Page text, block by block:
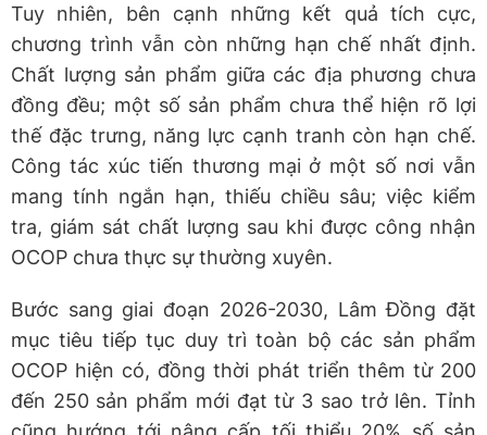
Tuy nhiên, bên cạnh những kết quả tích cực,
chương trình vẫn còn những hạn chế nhất định.
Chất lượng sản phẩm giữa các địa phương chưa
đồng đều; một số sản phẩm chưa thể hiện rõ lợi
thế đặc trưng, năng lực cạnh tranh còn hạn chế.
Công tác xúc tiến thương mại ở một số nơi vẫn
mang tính ngắn hạn, thiếu chiều sâu; việc kiểm
tra, giám sát chất lượng sau khi được công nhận
OCOP chưa thực sự thường xuyên.
Bước sang giai đoạn 2026-2030, Lâm Đồng đặt
mục tiêu tiếp tục duy trì toàn bộ các sản phẩm
OCOP hiện có, đồng thời phát triển thêm từ 200
đến 250 sản phẩm mới đạt từ 3 sao trở lên. Tỉnh